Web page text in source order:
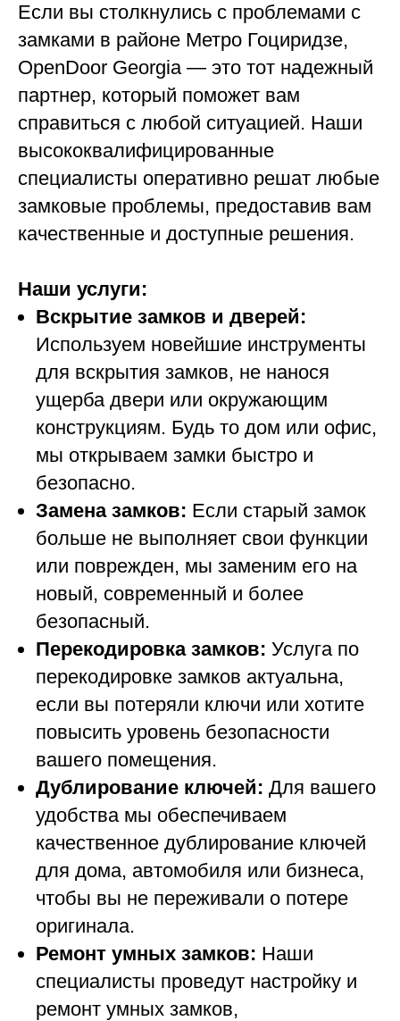
Если вы столкнулись с проблемами с
замками в районе Метро Гоциридзе,
OpenDoor Georgia — это тот надежный
партнер, который поможет вам
справиться с любой ситуацией. Наши
высококвалифицированные
специалисты оперативно решат любые
замковые проблемы, предоставив вам
качественные и доступные решения.
Наши услуги:
Вскрытие замков и дверей:
Используем новейшие инструменты
для вскрытия замков, не нанося
ущерба двери или окружающим
конструкциям. Будь то дом или офис,
мы открываем замки быстро и
безопасно.
Замена замков: Если старый замок
больше не выполняет свои функции
или поврежден, мы заменим его на
новый, современный и более
безопасный.
Перекодировка замков: Услуга по
перекодировке замков актуальна,
если вы потеряли ключи или хотите
повысить уровень безопасности
вашего помещения.
Дублирование ключей: Для вашего
удобства мы обеспечиваем
качественное дублирование ключей
для дома, автомобиля или бизнеса,
чтобы вы не переживали о потере
оригинала.
Ремонт умных замков: Наши
специалисты проведут настройку и
ремонт умных замков,